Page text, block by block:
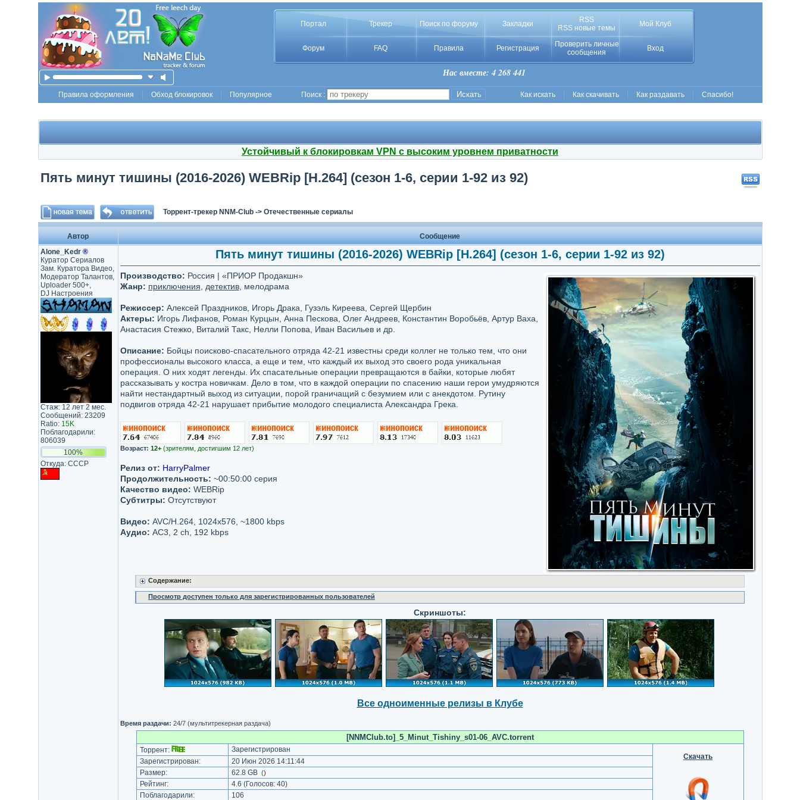
Портал Трекер Поиск по форуму Закладки
RSS
RSS новые темы
Мой Клуб
Форум FAQ Правила Регистрация
Проверить личные
сообщения
Вход
Нас вместе: 4 268 441
Правила оформления Обход блокировок Популярное Поиск : Как искать Как скачивать Как раздавать Спасибо!
Устойчивый к блокировкам VPN с высоким уровнем приватности
Пять минут тишины (2016-2026) WEBRip [H.264] (сезон 1-6, серии 1-92 из 92)
Торрент-трекер NNM-Club-> Отечественные сериалы
Автор
Сообщение
Alone_Kedr ®
Куратор Сериалов
Зам. Куратора Видео,
Модератор Талантов,
Uploader 500+,
DJ Настроения
Стаж: 12 лет 2 мес.
Сообщений: 23209
Ratio: 15K
Поблагодарили:
806039
100%
Откуда: CCCP
Пять минут тишины (2016-2026) WEBRip [H.264] (сезон 1-6, серии 1-92 из 92)
Производство: Россия | «ПРИОР Продакшн»
Жанр: приключения детектив, мелодрама
Режиссер: Алексей Праздников, Игорь Драка, Гузэль Киреева, Сергей Щербин
Актеры: Игорь Лифанов, Роман Курцын, Анна Пескова, Олег Андреев, Константин Воробьёв, Артур Ваха,
Анастасия Стежко, Виталий Такс, Нелли Попова, Иван Васильев и др.
Описание: Бойцы поисково-спасательного отряда 42-21 известны среди коллег не только тем, что они
профессионалы высокого класса, а еще и тем, что каждый их выход это своего рода уникальная
операция. О них ходят легенды. Их спасательные операции превращаются в байки, которые любят
рассказывать у костра новичкам. Дело в том, что в каждой операции по спасению наши герои умудряются
найти нестандартный выход из ситуации, порой граничащий с безумием или с анекдотом. Рутину
подвигов отряда 42-21 нарушает прибытие молодого специалиста Александра Грека.
Возраст: 12+(зрителям, достигшим 12 лет)
Релиз от: HarryPalmer
Продолжительность: ~00:50:00 серия
Качество видео: WEBRip
Субтитры: Отсутствуют
Видео: AVC/H.264, 1024x576, ~1800 kbps
Аудио: AC3, 2 ch, 192 kbps
Содержание:
Просмотр доступен только для зарегистрированных пользователей
Скриншоты:
Все одноименные релизы в Клубе
Время раздачи: 24/7 (мультитрекерная раздача)
[NNMClub.to]_5_Minut_Tishiny_s01-06_AVC.torrent
Торрент:
Зарегистрирован
Скачать
Зарегистрирован:
20 Июн 2026 14:11:44
Размер:
62.8 GB ()
Рейтинг: 4.6 (Голосов: 40)
Поблагодарили:
106